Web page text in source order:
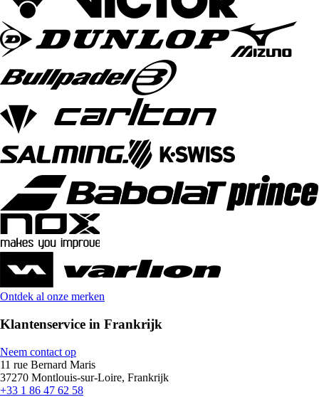
Ontdek al onze merken
Klantenservice in Frankrijk
Neem contact op
11 rue Bernard Maris
37270 Montlouis-sur-Loire, Frankrijk
+33 1 86 47 62 58